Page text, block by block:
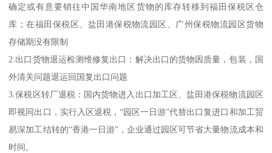
确定或有意要销往中国华南地区货物的库存转移到福田保税区仓
库；在福田保税区、盐田港保税物流园区、广州保税物流园区货物
存储期没有限制
2.出口货物退运检测维修复出口：解决出口的货物因质量，包装，国
外清关问题退运回国复出口问题
3.保税区转厂退税：国内货物进入出口加工区、盐田港保税物流园区
即视同出口，实行入区退税，“园区一日游”代替出口复进口和加工贸
易深加工结转的“香港一日游”，企业通过园区可节省大量物流成本和
时间。